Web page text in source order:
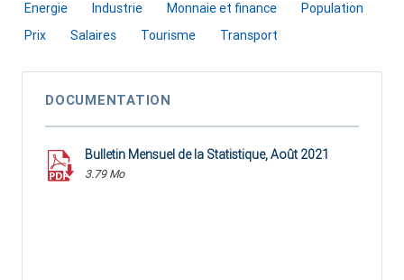
Energie
Industrie Monnaie et finance
Population
Prix
Salaires Tourisme Transport
DOCUMENTATION
Bulletin Mensuel de la Statistique, Août 2021
3.79 Mo